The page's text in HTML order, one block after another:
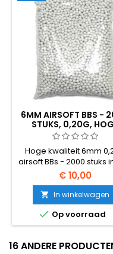
6MM AIRSOFT BBS -
STUKS, 0,20G,
KWALITEIT
Hoge kwaliteit 6mm
airsoft BBs - 2000 stuks
zak. Het standaard
BB-gewicht, compatibel
vrijwel alle AEG
veergedreven
Gladde naadloze
consistente
voeding.
€ 10,00
 In winkelwagen
 Op voorraad
16 ANDERE